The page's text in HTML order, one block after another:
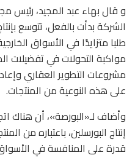
و قال بهاء عبد المجيد، رئيس
الشركة بدأت بالفعل، تتوسع
طلبا متزايدًا في الأسواق
مواكبة التحولات في تفضيلات
مشروعات التطوير العقاري
على هذه النوعية من المنتجات.
وأضاف لـ«البورصة»، أن هناك
إنتاج البورسلين، باعتباره من
قدرة على المنافسة في